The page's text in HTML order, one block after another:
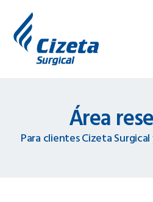
Área
Para clientes Cizeta